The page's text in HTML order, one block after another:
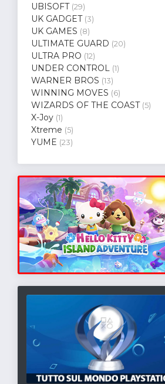
UBISOFT (29)
UK GADGET (3)
UK GAMES (8)
ULTIMATE GUARD (20)
ULTRA PRO (12)
UNDER CONTROL (1)
WARNER BROS (13)
WINNING MOVES (6)
WIZARDS OF THE COAST (5)
X-Joy (1)
Xtreme (5)
YUME (23)